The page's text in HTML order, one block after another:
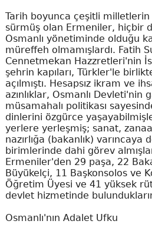
Tarih boyunca çeşitli
sürmüş olan Ermeniler, hiçbir
Osmanlı yönetiminde olduğu
müreffeh olmamışlardı. Fatih
Cennetmekan Hazzretleri'nin
şehrin kapıları, Türkler'le
açılmıştı. Hesapsız ikram ve
azınlıklar, Osmanlı
müsamahalı politikası
dinlerini özgürce
yerlere yerleşmiş; sanat,
nazırlığa (bakanlık)
birimlerinde dahi görev
Ermeniler'den 29 paşa, 22
Büyükelçi, 11 Başkonsolos ve
Öğretim Üyesi ve 41 yüksek
devlet hizmetinde
Osmanlı'nın Adalet Ufku